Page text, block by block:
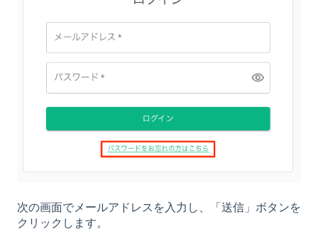
次の画面でメールアドレスを入力し、「送信」ボタンを
クリックします。